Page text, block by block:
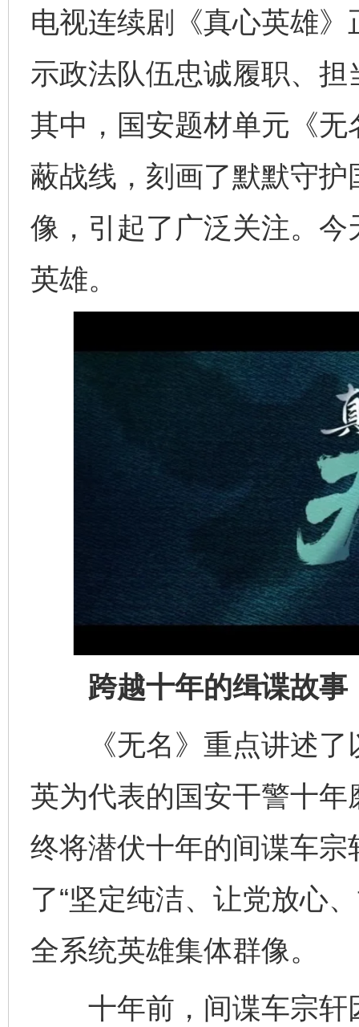
电视连续剧《真心英雄
示政法队伍忠诚履职、
其中，国安题材单元《
蔽战线，刻画了默默守
像，引起了广泛关注。
英雄。
跨越十年的缉谍故事
《无名》重点讲述了
英为代表的国安干警十
终将潜伏十年的间谍车
了“坚定纯洁、让党放心
全系统英雄集体群像。
十年前，间谍车宗轩